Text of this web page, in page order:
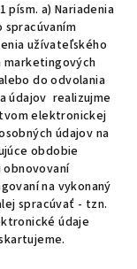
písm. a) Nariadenia
spracúvaním
užívateľského
marketingových
do odvolania
údajov realizujme
elektronickej
údajov na
obdobie
obnovovaní
na vykonaný
spracúvať - tzn.
údaje